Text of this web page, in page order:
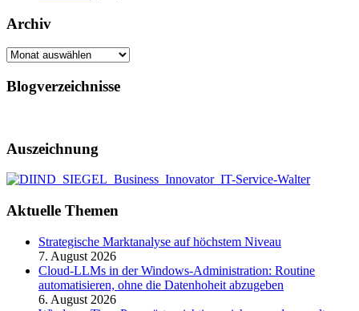
Archiv
Archiv
Blogverzeichnisse
Auszeichnung
Aktuelle Themen
Strategische Marktanalyse auf höchstem Niveau
7. August 2026
Cloud-LLMs in der Windows-Administration: Routine
automatisieren, ohne die Datenhoheit abzugeben
6. August 2026